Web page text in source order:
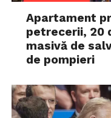
Apartament
petrecerii, 20
masivă de
de pompieri